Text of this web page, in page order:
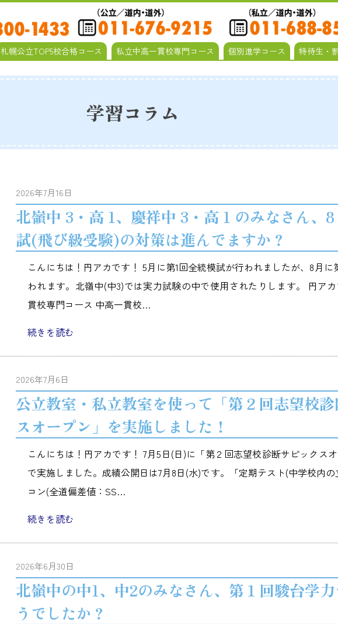
札幌公立TOP5校合格コース 私立中高一貫校専門コース 個別進学コース 特待生・
学習コラム
2026年7月16日
北嶺中 3・高 1、慶祥中 3・高 1 のみなさん、
試(飛び級受験)の対策は進んでますか？
こんにちは！円アカです！ 5月に第1回全統模試が行われましたが、8月に
われます。北嶺中(中3)では実力試験の中で使用されたりします。 円ア
貫校専門コース 中高一貫校…
続きを読む
2026年7月6日
公立教室・私立教室を使って「第２回志望校
スオープン」を実施しました！
こんにちは！円アカです！ 7月5日(日)に「第２回志望校診断サピックス
で実施しました。成績公開日は7月8日(水)です。「定期テスト(中学校内
コン(全道偏差値：SS…
続きを読む
2026年6月30日
北嶺中の中1、中2のみなさん、第１回駿台学
うでしたか？